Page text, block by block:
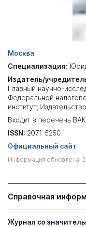
Москва
Специализация:
Издатель/
Главный научно-
Федеральной
институт;
Входит в перечень ВАК
ISSN: 2071-5250
Официальный сайт
Информация обновлена:
Справочная
Журнал со